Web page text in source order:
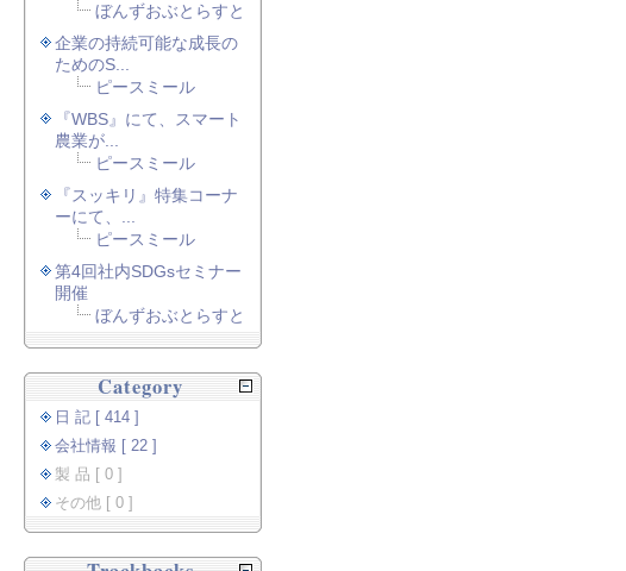
ぼんずおぶとらすと
企業の持続可能な成長の
ためのS...
ピースミール
『WBS』にて、スマート
農業が...
ピースミール
『スッキリ』特集コーナ
ーにて、...
ピースミール
第4回社内SDGsセミナー
開催
ぼんずおぶとらすと
Category
日 記 [ 414 ]
会社情報 [ 22 ]
製 品 [ 0 ]
その他 [ 0 ]